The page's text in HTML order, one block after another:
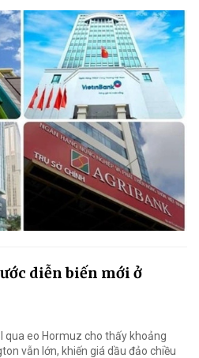
diễn biến mới ở
qua eo Hormuz cho thấy khoảng
vẫn lớn, khiến giá dầu đảo chiều